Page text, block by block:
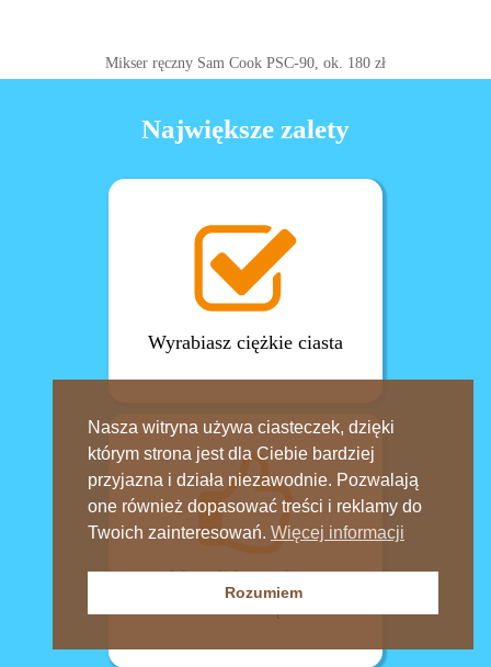
Mikser ręczny Sam Cook PSC-90, ok. 180 zł
Największe zalety
Wyrabiasz ciężkie ciasta
Ma solidną stalową
Nasza witryna używa ciasteczek, dzięki
którym strona jest dla Ciebie bardziej
przyjazna i działa niezawodnie. Pozwalają
one również dopasować treści i reklamy do
Twoich zainteresowań. Więcej informacji
Rozumiem